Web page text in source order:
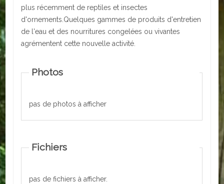
ASSOCIATIONS
Sportives
Services
Parents d'élèves
Autres
plus récemment de reptiles et insectes
d'ornements.Quelques gammes de produits d'entretien
de l'eau et des nourritures congelées ou vivantes
agrémentent cette nouvelle activité.
Photos
pas de photos à afficher
Fichiers
pas de fichiers à afficher.